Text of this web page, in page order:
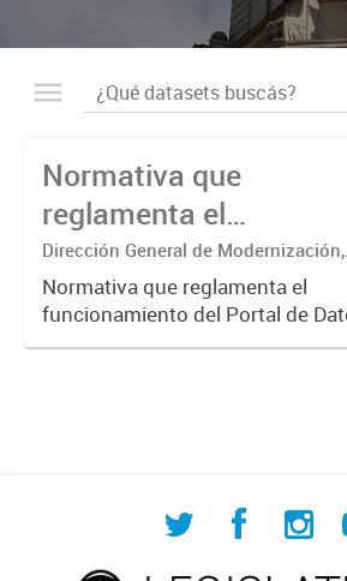
Normativa que
reglamenta el
funcionamiento del
Portal de Datos
de la Legislatura
Dirección General de Modernización,
Sustentabilidad y Fortalecimiento
Institucional
Normativa que reglamenta el
funcionamiento del Portal de
Abiertos de la Legislatura de la